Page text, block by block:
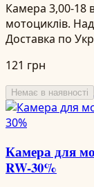
Камера 3,00-18
мотоциклів.
Доставка по
121 грн
Немає в наявності
Камера для
RW-30%